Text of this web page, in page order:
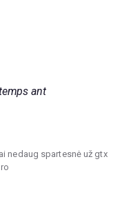
ant
nedaug spartesnė už gtx